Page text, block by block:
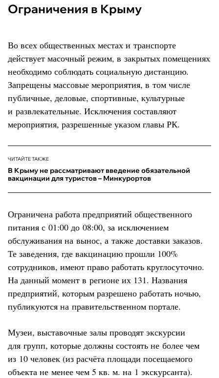
Ограничения в Крыму
Во всех общественных местах и транспорте
действует масочный режим, в закрытых помещениях
необходимо соблюдать социальную дистанцию.
Запрещены массовые мероприятия, в том числе
публичные, деловые, спортивные, культурные
и развлекательные. Исключения составляют
мероприятия, разрешенные указом главы РК.
ЧИТАЙТЕ ТАКЖЕ
В Крыму не рассматривают введение обязательной
вакцинации для туристов – Минкурортов
Ограничена работа предприятий общественного
питания с 01:00 до 08:00, за исключением
обслуживания на вынос, а также доставки заказов.
Те заведения, где вакцинацию прошли 100%
сотрудников, имеют право работать круглосуточно.
На данный момент в регионе их 131. Названия
предприятий, которым разрешено работать ночью,
публикуются на правительственном портале.
Музеи, выставочные залы проводят экскурсии
для групп, которые должны состоять не более чем
из 10 человек (из расчёта площади посещаемого
объекта не менее чем 5 кв. м. на 1 экскурсанта).